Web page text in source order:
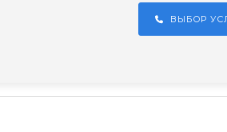
ВЫБОР